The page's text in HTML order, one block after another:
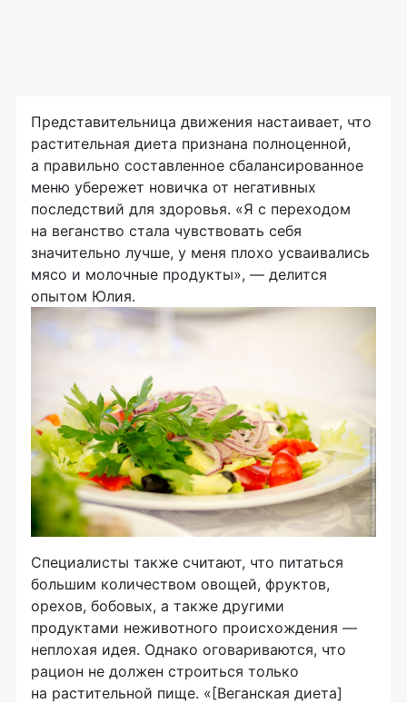
Представительница движения настаивает, что
растительная диета признана полноценной,
а правильно составленное сбалансированное
меню убережет новичка от негативных
последствий для здоровья. «Я с переходом
на веганство стала чувствовать себя
значительно лучше, у меня плохо усваивались
мясо и молочные продукты», — делится
опытом Юлия.
Специалисты также считают, что питаться
большим количеством овощей, фруктов,
орехов, бобовых, а также другими
продуктами неживотного происхождения —
неплохая идея. Однако оговариваются, что
рацион не должен строиться только
на растительной пище. «[Веганская диета]